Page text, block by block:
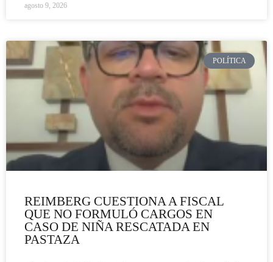
agosto 9, 2026
POLÍTICA
REIMBERG CUESTIONA A FISCAL
QUE NO FORMULÓ CARGOS EN
CASO DE NIÑA RESCATADA EN
PASTAZA